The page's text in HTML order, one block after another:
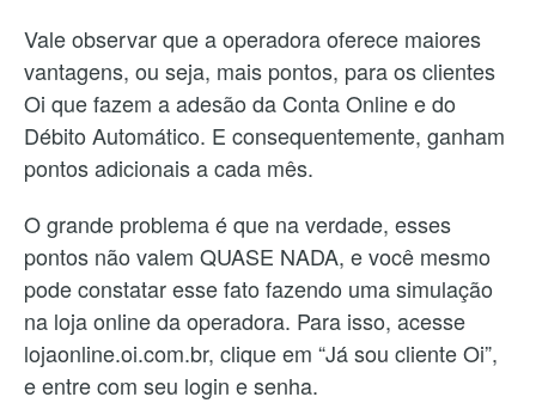
Vale observar que a operadora oferece maiores
vantagens, ou seja, mais pontos, para os clientes
Oi que fazem a adesão da Conta Online e do
Débito Automático. E consequentemente, ganham
pontos adicionais a cada mês.
O grande problema é que na verdade, esses
pontos não valem QUASE NADA, e você mesmo
pode constatar esse fato fazendo uma simulação
na loja online da operadora. Para isso, acesse
lojaonline.oi.com.br, clique em “Já sou cliente Oi”,
e entre com seu login e senha.